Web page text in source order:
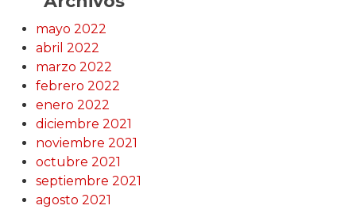
mayo 2022
abril 2022
marzo 2022
febrero 2022
enero 2022
diciembre 2021
noviembre 2021
octubre 2021
septiembre 2021
agosto 2021